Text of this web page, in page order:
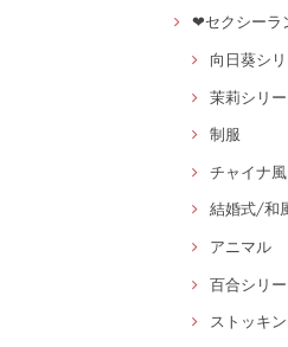
❤セクシーラ
向日葵シ
茉莉シリ
制服
チャイナ風
結婚式/和
アニマル
百合シリ
ストッキ